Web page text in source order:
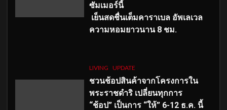
ซัมเมอร์นี้
เย็นสดชื่นเต็มคาราเบล อัพเลเวล
ความหอมยาวนาน 8 ชม.
LIVING UPDATE
ชวนช้อปสินค้าจากโครงการใน
พระราชดำริ เปลี่ยนทุกการ
“ช้อป” เป็นการ “ให้” 6-12 ธ.ค. นี้